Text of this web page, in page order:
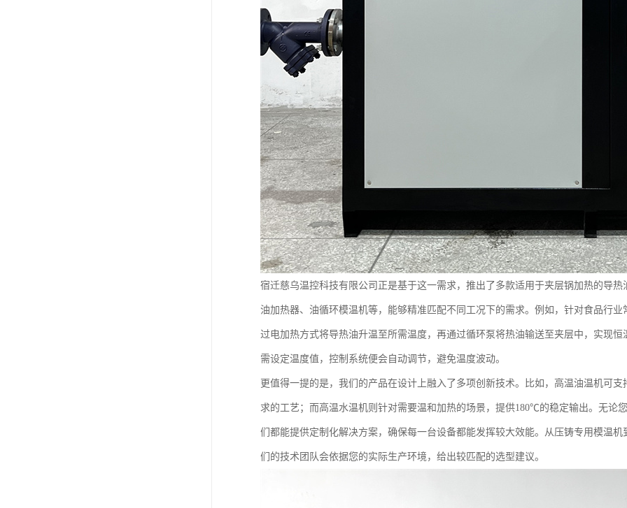
宿迁慈乌温控科技有限公司正是基于这一需求，推出了多款适用于夹层锅加热的导
油加热器、油循环模温机等，能够精准匹配不同工况下的需求。例如，针对食品行
过电加热方式将导热油升温至所需温度，再通过循环泵将热油输送至夹层中，实现
需设定温度值，控制系统便会自动调节，避免温度波动。
更值得一提的是，我们的产品在设计上融入了多项创新技术。比如，高温油温机可
求的工艺；而高温水温机则针对需要温和加热的场景，提供180℃的稳定输出。无论
们都能提供定制化解决方案，确保每一台设备都能发挥较大效能。从压铸专用模温
们的技术团队会依据您的实际生产环境，给出较匹配的选型建议。